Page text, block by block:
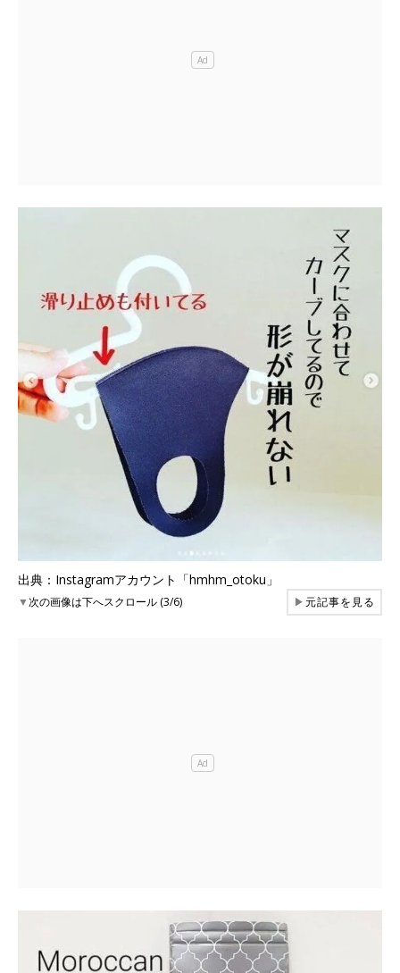
出典：Instagramアカウント「hmhm_otoku」
▼次の画像は下へスクロール (3/6) ▶元記事を見る